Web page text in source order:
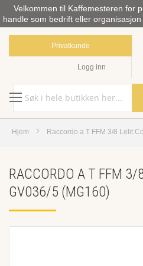
Velkommen til Kaffemesteren for
handle som bedrift eller organisasjon
Privatkunde
Logg inn
Hjem Raccordo a T FFM 3/8 Lelit
RACCORDO A T FFM 3/
GV036/5 (MG160)